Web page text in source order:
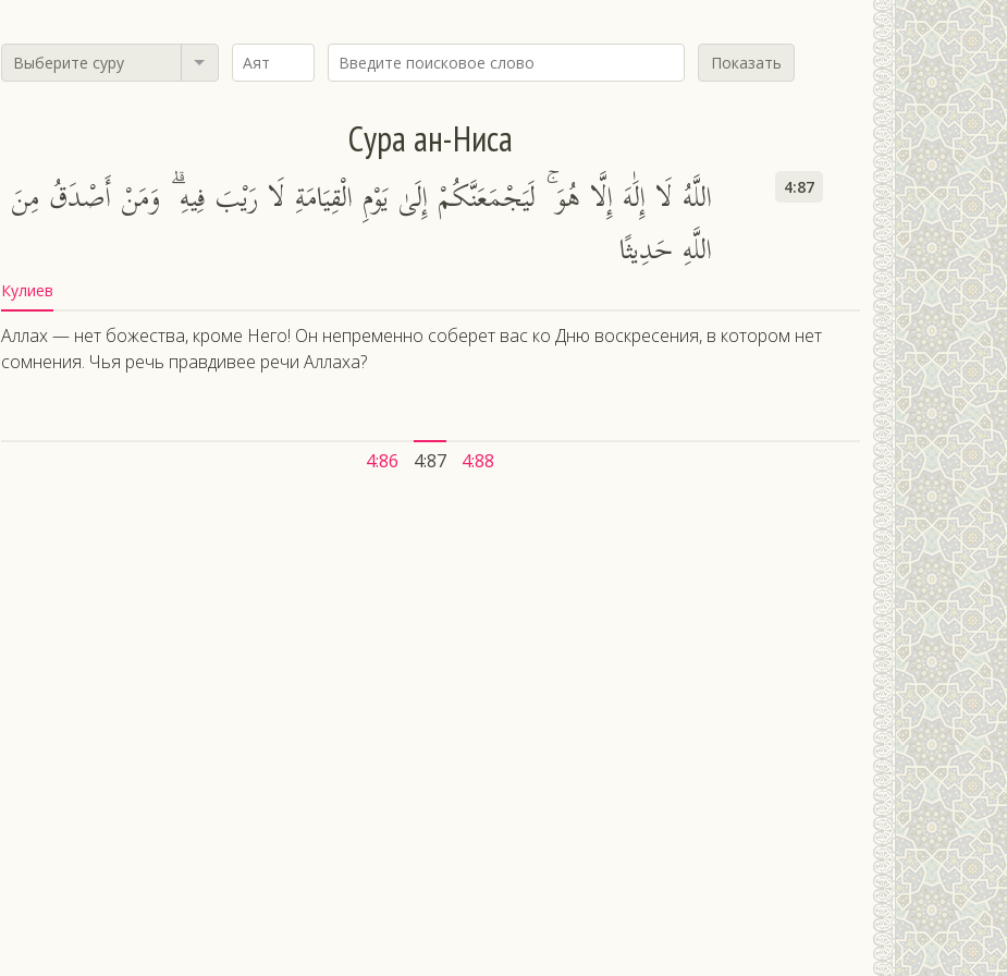
Выберите суру Показать
Сура ан-Ниса
اللَّهُ لَا إِلَٰهَ إِلَّا هُوَ ۚ لَيَجْمَعَنَّكُمْ إِلَىٰ يَوْمِ الْقِيَامَةِ لَا رَيْبَ فِيهِ ۗ وَمَنْ أَصْدَقُ مِنَ
اللَّهِ حَدِيثًا
4:87
Кулиев
Аллах — нет божества, кроме Него! Он непременно соберет вас ко Дню воскресения, в котором нет
сомнения. Чья речь правдивее речи Аллаха?
4:86 4:87 4:88